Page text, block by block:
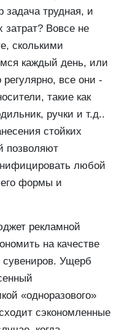
задача трудная, и
затрат? Вовсе не
сколькими
каждый день, или
все они -
такие как
ручки и т.д..
стойких
позволяют
любой
его формы и
рекламной
на качестве
сувениров. Ущерб
«одноразового»
сэкономленные